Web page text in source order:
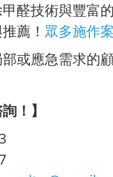
醛技術與豐富
薦！ 眾多施作
或應急需求的
！】